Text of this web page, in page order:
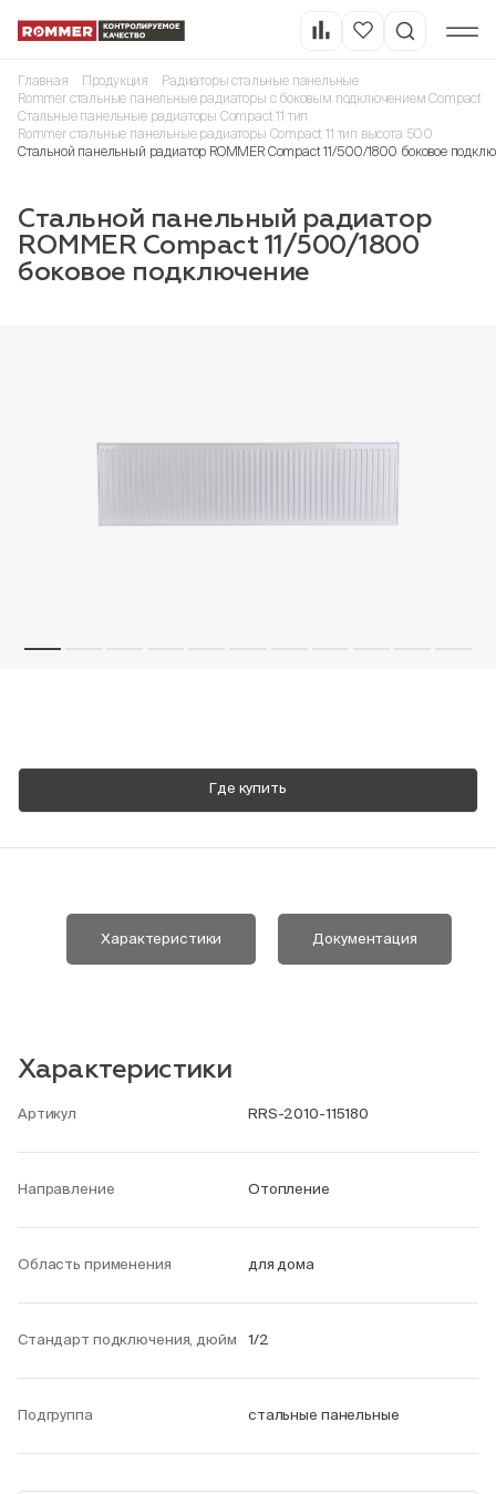
Главная Продукция
Радиаторы стальные панельные
Rommer стальные панельные радиаторы с боковым подключением Compact
Стальные панельные радиаторы Compact 11 тип
Rommer стальные панельные радиаторы Compact 11 тип высота 500
Стальной панельный радиатор ROMMER Compact 11/500/1800 боковое
Стальной панельный радиатор
ROMMER Compact 11/500/1800
боковое подключение
Где купить
Характеристики Документация
Характеристики
Артикул RRS-2010-115180
Направление Отопление
Область применения для дома
Стандарт подключения, дюйм 1/2
Подгруппа стальные панельные